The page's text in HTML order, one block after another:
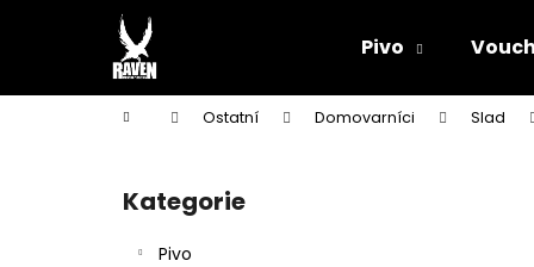
Pivo
Domů Ostatní Domovarníci Slad
Přeskočit
kategorie
Kategorie
Pivo
í
Zpět
do
Zpět
do